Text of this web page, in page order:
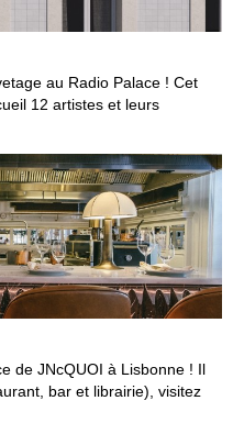
au Radio Palace ! Cet
12 artistes et leurs
de JNcQUOI à Lisbonne ! Il
bar et librairie), visitez